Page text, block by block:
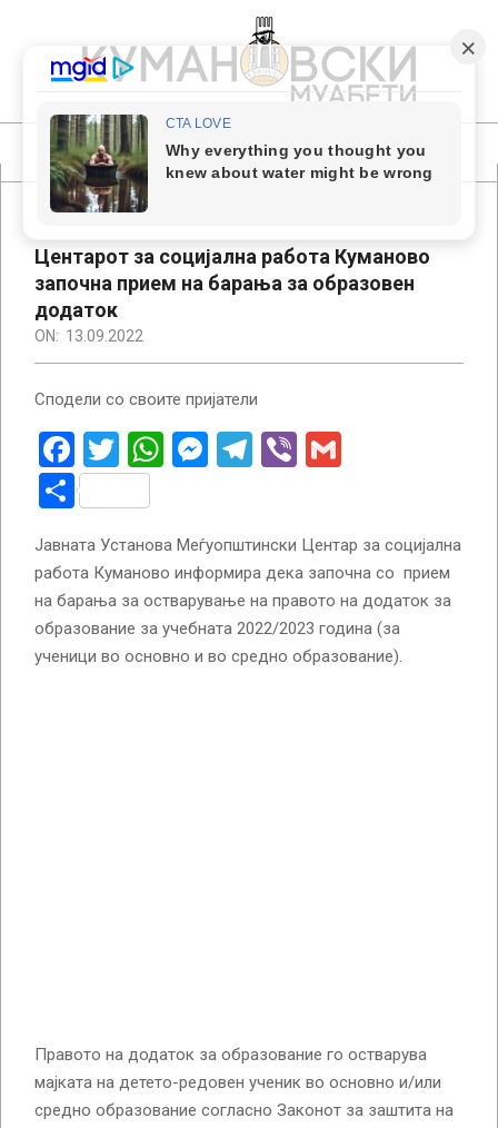
content
КУМАНОВСКИ
МУАБЕТИ
Primary
Navigation
Центарот за социјална работа Куманово
започна прием на барања за образовен
додаток
ON: 13.09.2022
Сподели со своите пријатели
Facebook
Twitter
WhatsApp
Messenger
Telegram
Viber
Share
Јавната Установа Меѓуопштински Центар за социјална
работа Куманово информира дека започна со прием
на барања за остварување на правото на додаток за
образование за учебната 2022/2023 година (за
ученици во основно и во средно образование).
Правото на додаток за образование го остварува
мајката на детето-редовен ученик во основно и/или
средно образование согласно Законот за заштита на